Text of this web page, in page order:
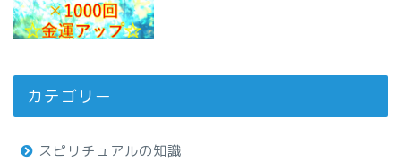
カテゴリー
スピリチュアルの知識